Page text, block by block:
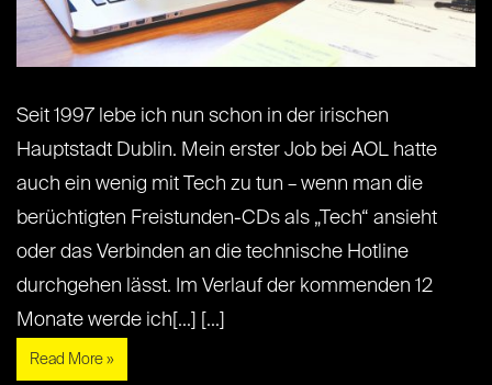
Seit 1997 lebe ich nun schon in der irischen
Hauptstadt Dublin. Mein erster Job bei AOL hatte
auch ein wenig mit Tech zu tun – wenn man die
berüchtigten Freistunden-CDs als „Tech“ ansieht
oder das Verbinden an die technische Hotline
durchgehen lässt. Im Verlauf der kommenden 12
Monate werde ich[...] [...]
Read More »